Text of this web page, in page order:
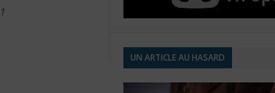
UN ARTICLE AU HASARD